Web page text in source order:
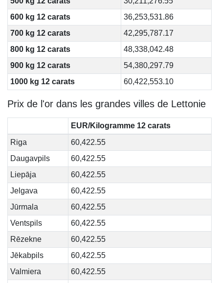
600 kg 12 carats
36,253,531.86
700 kg 12 carats
42,295,787.17
800 kg 12 carats
48,338,042.48
900 kg 12 carats
54,380,297.79
1000 kg 12 carats
60,422,553.10
Prix de l'or dans les grandes villes de Lettonie
EUR/Kilogramme 12 carats
Riga
60,422.55
Daugavpils
60,422.55
Liepāja
60,422.55
Jelgava
60,422.55
Jūrmala
60,422.55
Ventspils
60,422.55
Rēzekne
60,422.55
Jēkabpils
60,422.55
Valmiera
60,422.55